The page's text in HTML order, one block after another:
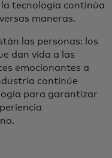
tecnología continúa
maneras.
las personas: los
dan vida a las
emocionantes a
continúe
para garantizar